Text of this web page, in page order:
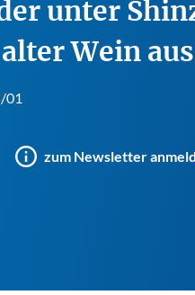
unter
Wein
01
zum Newsletter